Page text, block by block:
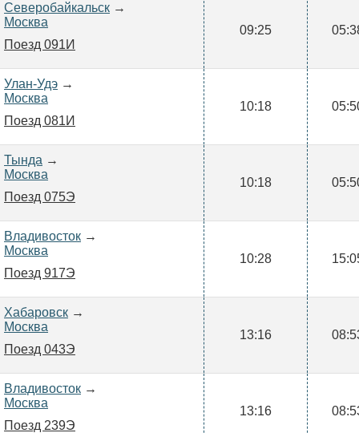
Северобайкальск →
Москва
Поезд 091И
09:25
Улан-Удэ →
Москва
Поезд 081И
10:18
Тында →
Москва
Поезд 075Э
10:18
Владивосток →
Москва
Поезд 917Э
10:28
Хабаровск →
Москва
Поезд 043Э
13:16
Владивосток →
Москва
Поезд 239Э
13:16